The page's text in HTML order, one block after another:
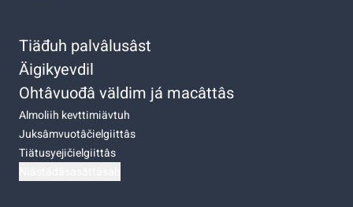
Tiäđuh palvâlusâst
Äigikyevdil
Ohtâvuođâ väldim já macâttâs
Almoliih kevttimiävtuh
Juksâmvuotâčielgiittâs
Tiätusyejičielgiittâs